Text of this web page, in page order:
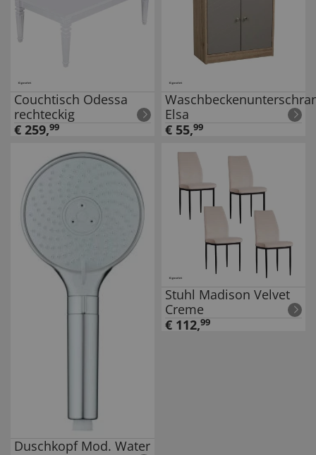
Couchtisch Odessa
rechteckig
€ 259,99
Elsa
€ 55,99
Duschkopf Mod. Water
Stuhl Madison Velvet
Creme
€ 112,99